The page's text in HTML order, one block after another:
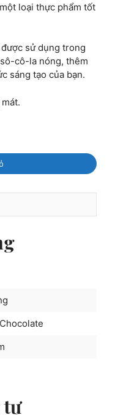
loại thực phẩm tốt
sử dụng trong
cô-la nóng, thêm
sáng tạo của bạn.
tự